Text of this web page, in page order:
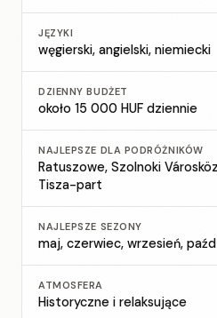
JĘZYKI
węgierski, angielski, niemiecki
DZIENNY BUDŻET
około 15 000 HUF dziennie
NAJLEPSZE DLA PODRÓŻNIKÓW
Ratuszowe, Szolnoki
Tisza-part
NAJLEPSZE SEZONY
maj, czerwiec, wrzesień,
ATMOSFERA
Historyczne i relaksujące